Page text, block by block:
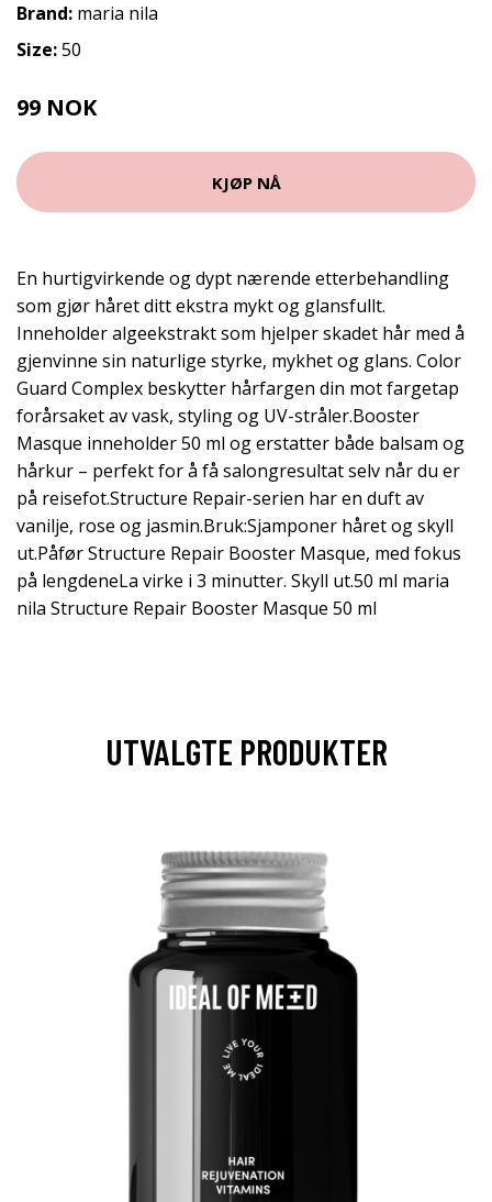
Brand: maria nila
Size:50
99 NOK
KJØP NÅ
En hurtigvirkende og dypt nærende etterbehandling
som gjør håret ditt ekstra mykt og glansfullt.
Inneholder algeekstrakt som hjelper skadet hår med å
gjenvinne sin naturlige styrke, mykhet og glans. Color
Guard Complex beskytter hårfargen din mot fargetap
forårsaket av vask, styling og UV-stråler.Booster
Masque inneholder 50 ml og erstatter både balsam og
hårkur – perfekt for å få salongresultat selv når du er
på reisefot.Structure Repair-serien har en duft av
vanilje, rose og jasmin.Bruk:Sjamponer håret og skyll
ut.Påfør Structure Repair Booster Masque, med fokus
på lengdeneLa virke i 3 minutter. Skyll ut.50 ml maria
nila Structure Repair Booster Masque 50 ml
UTVALGTE PRODUKTER